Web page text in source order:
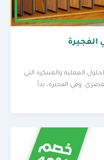
الفجيرة
العملية والمبتكرة التي
وفي الفجيرة، بدأ